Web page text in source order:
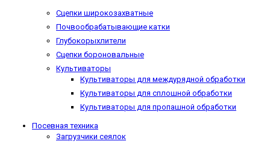
Сцепки широкозахватные
Почвообрабатывающие катки
Глубокорыхлители
Сцепки бороновальные
Культиваторы
Культиваторы для междурядной обработки
Культиваторы для сплошной обработки
Культиваторы для пропашной обработки
Посевная техника
Загрузчики сеялок